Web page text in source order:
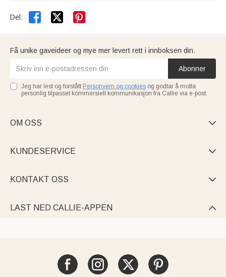
Del:  
Få unike gaveideer og mye mer levert rett i innboksen din.
Abonner
Jeg har lest og forstått Personvern og cookies og godtar å motta
personlig tilpasset kommersiell kommunikasjon fra Callie via e-post.
OM OSS 
KUNDESERVICE 
KONTAKT OSS 
LAST NED CALLIE-APPEN 